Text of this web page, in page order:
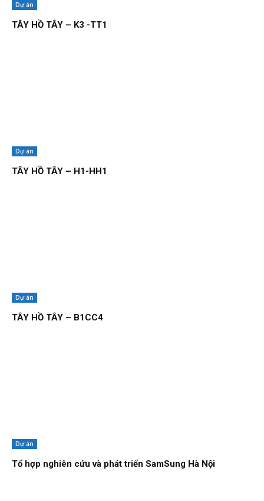
Dự án
TÂY HỒ TÂY – K3 -TT1
Dự án
TÂY HỒ TÂY – H1-HH1
Dự án
TÂY HỒ TÂY – B1CC4
Dự án
Tổ hợp nghiên cứu và phát triển SamSung Hà Nội